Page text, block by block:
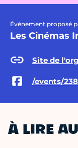
Évènement proposé
Les Cinémas
Site de
/events/
À LIRE